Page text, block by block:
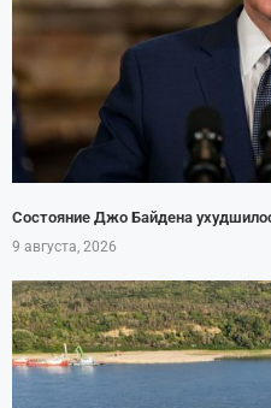
Состояние Джо Байдена
9 августа, 2026